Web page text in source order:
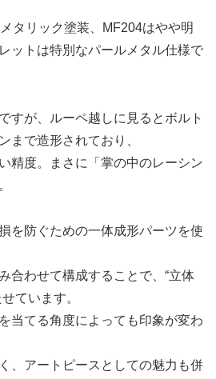
タリック塗装、MF204はやや明
ットは特別なパールメタル仕様で
すが、ルーペ越しに見るとボルト
まで造形されており、
精度。まさに「掌の中のレーシン
を防ぐための一体成形パーツを使
合わせて構成することで、“立体
ています。
当てる角度によっても印象が変わ
、アートピースとしての魅力も併